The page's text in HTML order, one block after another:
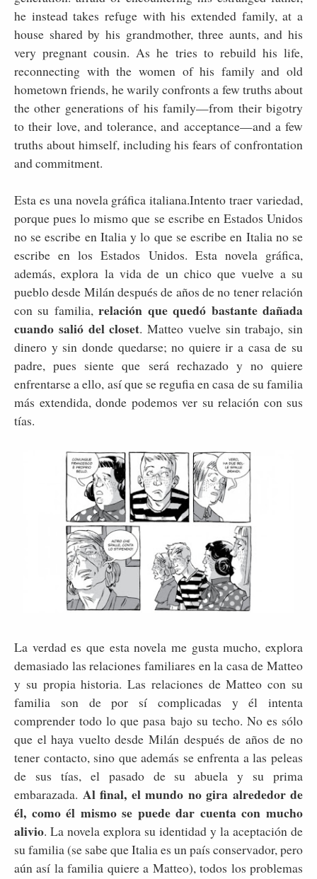
he instead takes refuge with his extended family, at a
house shared by his grandmother, three aunts, and his
very pregnant cousin. As he tries to rebuild his life,
reconnecting with the women of his family and old
hometown friends, he warily confronts a few truths about
the other generations of his family—from their bigotry
to their love, and tolerance, and acceptance—and a few
truths about himself, including his fears of confrontation
and commitment.
Esta es una novela gráfica italiana.Intento traer variedad,
porque pues lo mismo que se escribe en Estados Unidos
no se escribe en Italia y lo que se escribe en Italia no se
escribe en los Estados Unidos. Esta novela gráfica,
además, explora la vida de un chico que vuelve a su
pueblo desde Milán después de años de no tener relación
con su familia,relación que quedó bastante dañada
cuando salió del closet. Matteo vuelve sin trabajo, sin
dinero y sin donde quedarse; no quiere ir a casa de su
padre, pues siente que será rechazado y no quiere
enfrentarse a ello, así que se regufia en casa de su familia
más extendida, donde podemos ver su relación con sus
tías.
La verdad es que esta novela me gusta mucho, explora
demasiado las relaciones familiares en la casa de Matteo
y su propia historia. Las relaciones de Matteo con su
familia son de por sí complicadas y él intenta
comprender todo lo que pasa bajo su techo. No es sólo
que el haya vuelto desde Milán después de años de no
tener contacto, sino que además se enfrenta a las peleas
de sus tías, el pasado de su abuela y su prima
embarazada. Al final, el mundo no gira alrededor de
él, como él mismo se puede dar cuenta con mucho
alivio. La novela explora su identidad y la aceptación de
su familia (se sabe que Italia es un país conservador, pero
aún así la familia quiere a Matteo), todos los problemas